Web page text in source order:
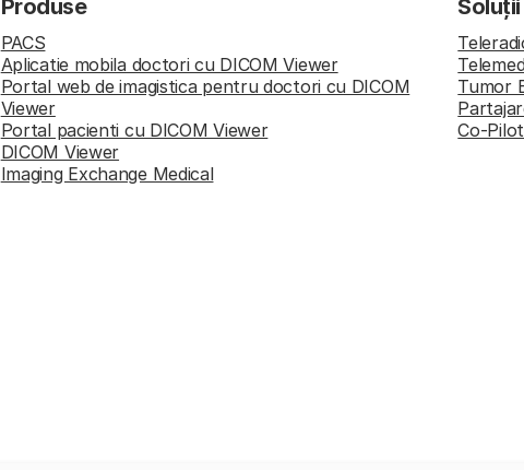
Produse
PACS
Aplicatie mobila doctori cu DICOM Viewer
Portal web de imagistica pentru doctori cu DICOM
Viewer
Portal pacienti cu DICOM Viewer
DICOM Viewer
Imaging Exchange Medical
Soluții
Tumor
Co-